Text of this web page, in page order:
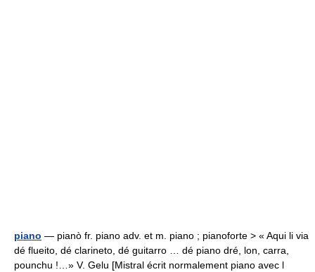
piano — pianò fr. piano adv. et m. piano ; pianoforte > « Aqui li via
dé flueito, dé clarineto, dé guitarro … dé piano dré, lon, carra,
pounchu !…» V. Gelu [Mistral écrit normalement piano avec l